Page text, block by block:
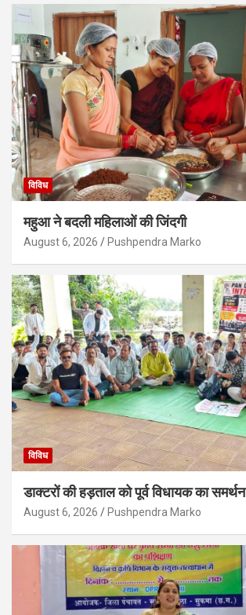
विविध
महुआ ने बदली महिलाओं की जिंदगी
August 6, 2026 Pushpendra Marko
विविध
डाक्टरों की हड़ताल को पूर्व विधायक का समर्थन
August 6, 2026 Pushpendra Marko